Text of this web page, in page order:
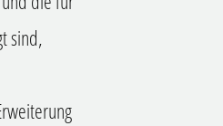
sind,